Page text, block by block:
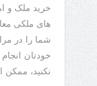
خرید ملک و
های ملکی
شما را در
خودتان
نکنید،